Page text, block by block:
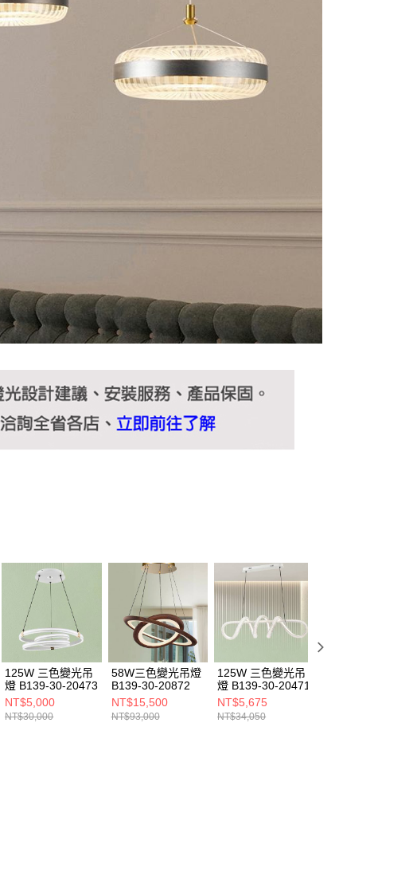
125W 三色變光吊
燈 B139-30-20473
NT$5,000
NT$30,000
58W三色變光吊燈
B139-30-20872
NT$15,500
NT$93,000
125W 三色變光吊
燈 B139-30-20471
NT$5,675
NT$34,050